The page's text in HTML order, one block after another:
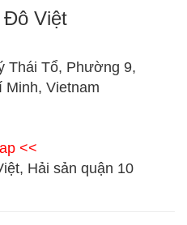
Đô Việt
Thái Tổ, Phường 9,
Minh, Vietnam
<<
Hải sản quận 10